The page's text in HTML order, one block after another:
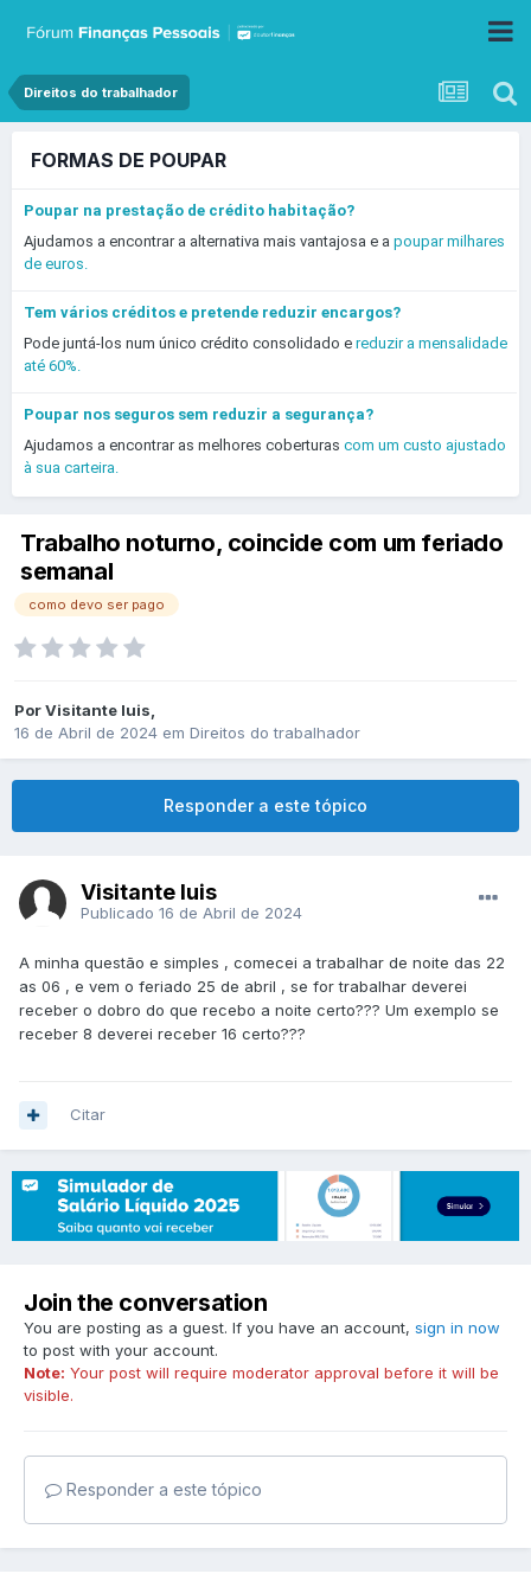
Direitos do trabalhador
FORMAS DE POUPAR
Poupar na prestação de crédito habitação?
Ajudamos a encontrar a alternativa mais vantajosa e a poupar milhares
de euros.
Tem vários créditos e pretende reduzir encargos?
Pode juntá-los num único crédito consolidado e reduzir a mensalidade
até 60%.
Poupar nos seguros sem reduzir a segurança?
Ajudamos a encontrar as melhores coberturas com um custo ajustado
à sua carteira.
Trabalho noturno, coincide com um feriado
semanal
como devo ser pago
PorVisitante luis,
16 de Abril de 2024 em Direitos do trabalhador
Responder a este tópico
Visitante luis
Publicado 16 de Abril de 2024
A minha questão e simples , comecei a trabalhar de noite das 22
as 06 , e vem o feriado 25 de abril , se for trabalhar deverei
receber o dobro do que recebo a noite certo??? Um exemplo se
receber 8 deverei receber 16 certo???
Citar
Join the conversation
You are posting as a guest. If you have an account, sign in now
to post with your account.
Note: Your post will require moderator approval before it will be
visible.
Responder a este tópico